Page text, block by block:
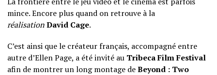
mince. Encore plus quand on retrouve à la
réalisationDavid Cage.
C’est ainsi que le créateur français, accompagné entre
autre d’Ellen Page, a été invité au Tribeca Film Festival
afin de montrer un long montage deBeyond : Two